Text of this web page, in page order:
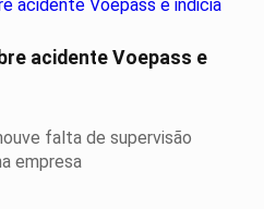
acidente Voepass e
falta de supervisão
empresa